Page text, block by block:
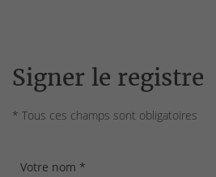
Signer le registre
* Tous ces champs sont obligatoires
Votre nom *